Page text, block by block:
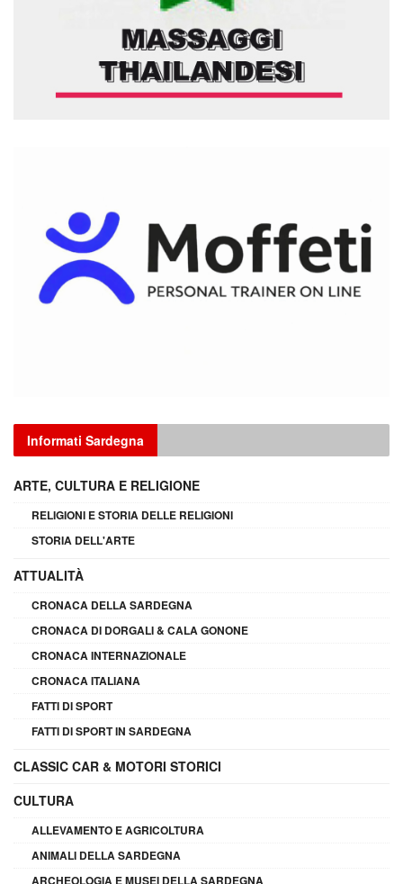
Informati Sardegna
ARTE, CULTURA E RELIGIONE
RELIGIONI E STORIA DELLE RELIGIONI
STORIA DELL'ARTE
ATTUALITÀ
CRONACA DELLA SARDEGNA
CRONACA DI DORGALI & CALA GONONE
CRONACA INTERNAZIONALE
CRONACA ITALIANA
FATTI DI SPORT
FATTI DI SPORT IN SARDEGNA
CLASSIC CAR & MOTORI STORICI
CULTURA
ALLEVAMENTO E AGRICOLTURA
ANIMALI DELLA SARDEGNA
ARCHEOLOGIA E MUSEI DELLA SARDEGNA